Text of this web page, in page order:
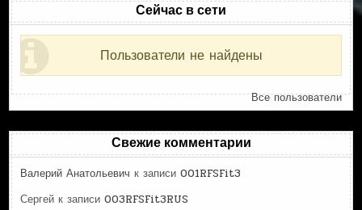
Сейчас в сети
Пользователи не найдены
Все пользователи
Свежие комментарии
Валерий Анатольевич к записи001RFSFit3
Сергей к записи003RFSFit3RUS